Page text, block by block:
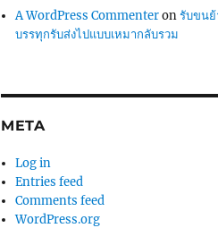
A WordPress Commenteronรับขนย้
บรรทุกรับส่งไปแบบเหมากลับรวม
META
Log in
Entries feed
Comments feed
WordPress.org